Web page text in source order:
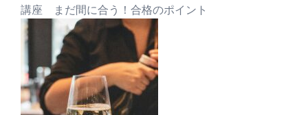
講座 まだ間に合う！合格のポイント